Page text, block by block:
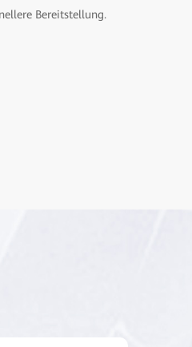
Bereitstellung.